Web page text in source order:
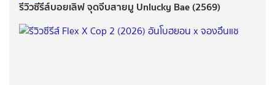
รีวิวซีรีส์บอยเลิฟ จุดจีบสายมู Unlucky Bae (2569)